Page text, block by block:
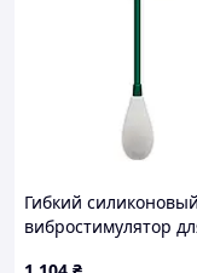
Гибкий силиконовый
вибростимулятор